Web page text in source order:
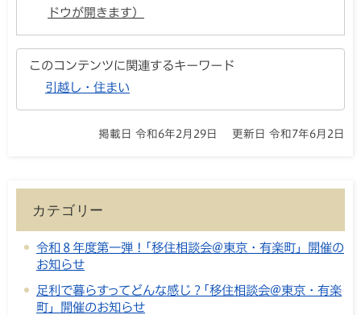
ドウが開きます）
このコンテンツに関連するキーワード
引越し・住まい
掲載日 令和6年2月29日 更新日 令和7年6月2日
カテゴリー
令和８年度第一弾！｢移住相談会@東京・有楽町」開催の
お知らせ
足利で暮らすってどんな感じ？｢移住相談会@東京・有楽
町」開催のお知らせ